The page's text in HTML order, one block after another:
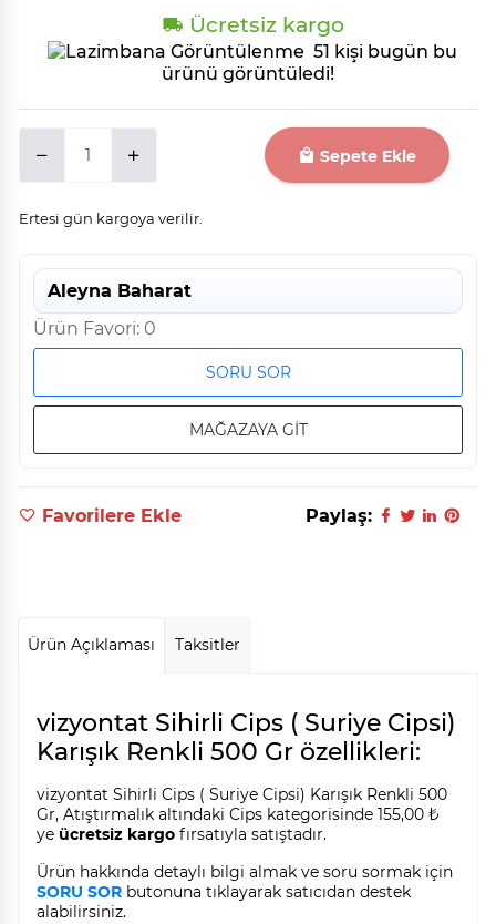
Ücretsiz kargo
51 kişi bugün bu
ürünü görüntüledi!
Sepete Ekle
Ertesi gün kargoya verilir.
Aleyna Baharat
Ürün Favori: 0
SORU SOR
MAĞAZAYA GİT
Favorilere Ekle Paylaş:
Ürün Açıklaması Taksitler
vizyontat Sihirli Cips ( Suriye Cipsi)
Karışık Renkli 500 Gr özellikleri:
vizyontat Sihirli Cips ( Suriye Cipsi) Karışık Renkli 500
Gr, Atıştırmalık altındaki Cips kategorisinde 155,00 ₺
ye ücretsiz kargo fırsatıyla satıştadır.
Ürün hakkında detaylı bilgi almak ve soru sormak için
SORU SOR butonuna tıklayarak satıcıdan destek
alabilirsiniz.